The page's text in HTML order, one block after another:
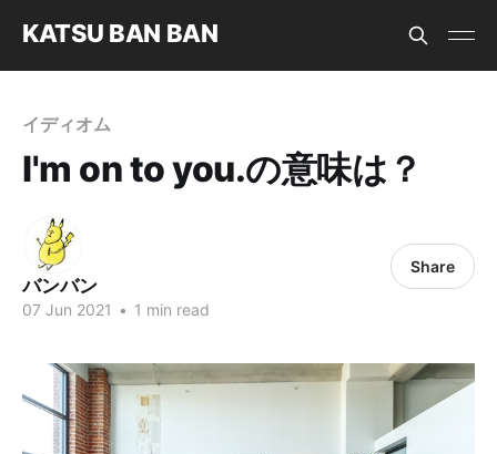
KATSU BAN BAN
イディオム
I'm on to you.の意味は？
バンバン
07 Jun 2021 • 1 min read
Share